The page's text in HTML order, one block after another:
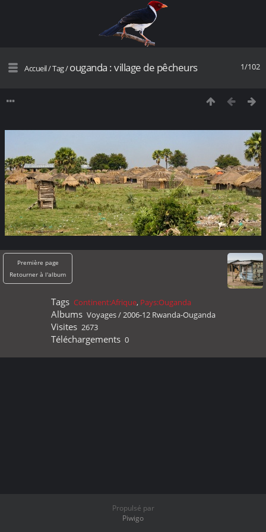
1/102
Accueil/Tag/ouganda : village de pêcheurs
Première page
Retourner à l'album
Tags Continent:Afrique, Pays:Ouganda
Albums Voyages/2006-12 Rwanda-Ouganda
Visites 2673
Téléchargements 0
Propulsé par
Piwigo